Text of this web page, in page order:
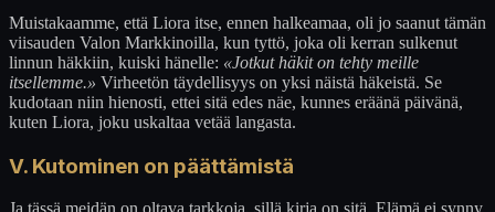
Muistakaamme, että Liora itse, ennen halkeamaa, oli jo saanut tämän
viisauden Valon Markkinoilla, kun tyttö, joka oli kerran sulkenut
linnun häkkiin, kuiski hänelle: «Jotkut häkit on tehty meille
itsellemme.» Virheetön täydellisyys on yksi näistä häkeistä. Se
kudotaan niin hienosti, ettei sitä edes näe, kunnes eräänä päivänä,
kuten Liora, joku uskaltaa vetää langasta.
V. Kutominen on päättämistä